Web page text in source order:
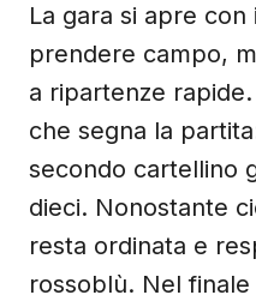
La gara si apre
prendere campo,
a ripartenze rapide.
che segna la
secondo cartellino
dieci. Nonostante
resta ordinata e
rossoblù. Nel